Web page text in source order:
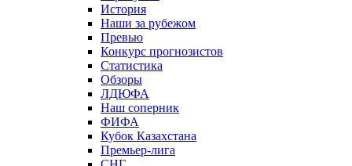
История
Наши за рубежом
Превью
Конкурс прогнозистов
Статистика
Обзоры
ЛДЮФА
Наш соперник
ФИФА
Кубок Казахстана
Премьер-лига